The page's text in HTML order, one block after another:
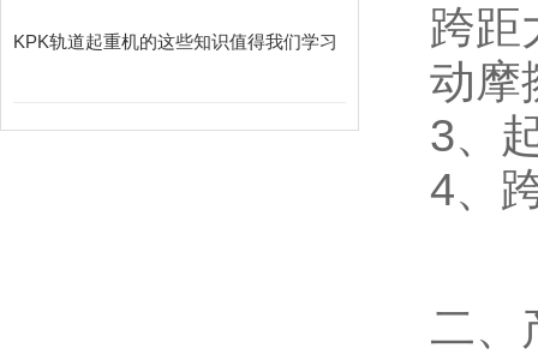
KPK轨道起重机的这些知识值得我们学习
跨距
动摩
3、
4、
二、